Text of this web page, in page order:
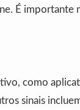
É importante
como
sinais